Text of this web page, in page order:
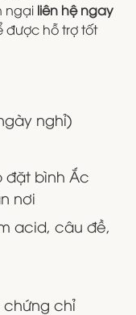
ngại liên hệ ngay
được hỗ trợ tốt
nghỉ)
đặt bình Ắc
nơi
acid, câu đề,
chứng chỉ